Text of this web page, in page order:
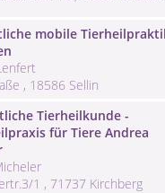
mobile
, 18586 Sellin
Tierheilkunde -
für Tiere Andrea
1 , 71737 Kirchberg